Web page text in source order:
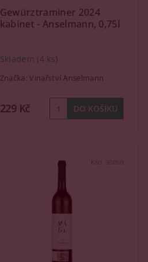
Gewürztraminer 2024
kabinet - Anselmann, 0,75l
Skladem (4 ks)
Značka:Vinařství Anselmann
229 Kč
Kód: